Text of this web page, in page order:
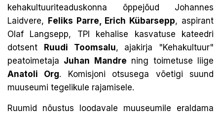
kehakultuuriteaduskonna õppejõud Johannes
Laidvere, Feliks Parre, Erich Kübarsepp, aspirant
Olaf Langsepp, TPI kehalise kasvatuse kateedri
dotsent
Ruudi Toomsalu, ajakirja "Kehakultuur"
peatoimetaja Juhan Mandre ning toimetuse liige
Anatoli Org. Komisjoni otsusega võetigi suund
muuseumi tegelikule rajamisele.
Ruumid nõustus loodavale muuseumile eraldama